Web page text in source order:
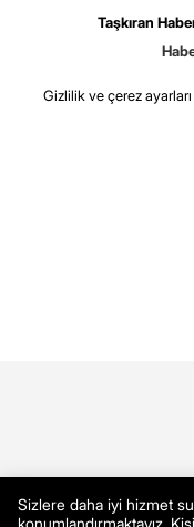
Taşkıran
Gizlilik ve çerez ayarları
Sizlere daha iyi hizmet
konumlandırmaktayız.